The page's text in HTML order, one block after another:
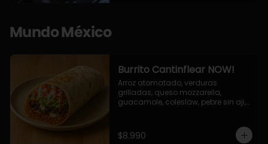
Mundo México
Burrito Cantinflear NOW!
Arroz atomatado, verduras
grilladas, queso mozzarella,
guacamole, coleslaw, pebre sin aji,
$8.990